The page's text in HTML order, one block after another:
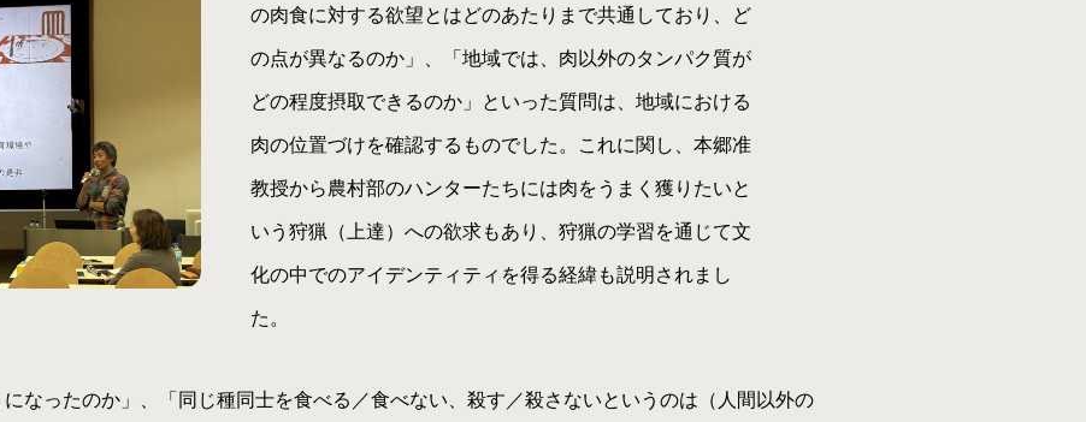
の肉食に対する欲望とはどのあたりまで共通しており、ど
の点が異なるのか」、「地域では、肉以外のタンパク質が
どの程度摂取できるのか」といった質問は、地域における
肉の位置づけを確認するものでした。これに関し、本郷准
教授から農村部のハンターたちには肉をうまく獲りたいと
いう狩猟（上達）への欲求もあり、狩猟の学習を通じて文
化の中でのアイデンティティを得る経緯も説明されまし
た。
なったのか」、「同じ種同士を食べる／食べない、殺す／殺さないというのは（人間以外の